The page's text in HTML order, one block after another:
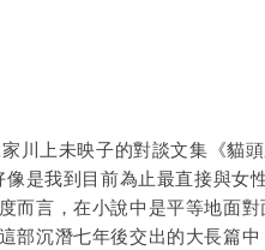
川上未映子的對談文集《貓
是我到目前為止最直接與女
而言，在小說中是平等地面
部沉潛七年後交出的大長篇